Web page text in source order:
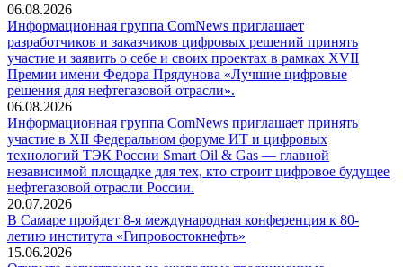
06.08.2026
Информационная группа ComNews приглашает
разработчиков и заказчиков цифровых решений принять
участие и заявить о себе и своих проектах в рамках XVII
Премии имени Федора Прядунова «Лучшие цифровые
решения для нефтегазовой отрасли».
06.08.2026
Информационная группа ComNews приглашает принять
участие в XII Федеральном форуме ИТ и цифровых
технологий ТЭК России Smart Oil & Gas — главной
независимой площадке для тех, кто строит цифровое будущее
нефтегазовой отрасли России.
20.07.2026
В Самаре пройдет 8-я международная конференция к 80-
летию института «Гипровостокнефть»
15.06.2026